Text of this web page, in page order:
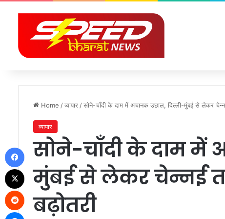
Home /व्यापार /सोने-चाँदी के दाम में अचानक उछाल, दिल्ली-मुंबई से लेकर चेन्नई
व्यापार
सोने-चाँदी के दाम में
मुंबई से लेकर चेन्नई
बढ़ोतरी
Facebook
Reddit
Messenger